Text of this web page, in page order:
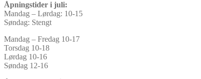
Åpningstider i juli:
Mandag – Lørdag: 10-15
Søndag: Stengt
Mandag – Fredag 10-17
Torsdag 10-18
Lørdag 10-16
Søndag 12-16